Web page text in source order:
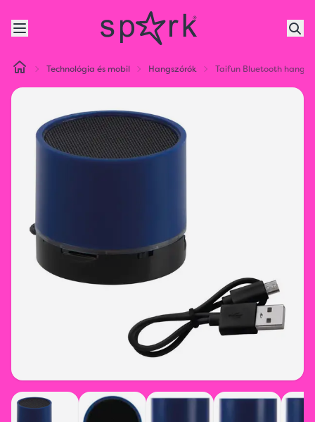
Technológia és mobil Hangszórók Taifun Bluetooth